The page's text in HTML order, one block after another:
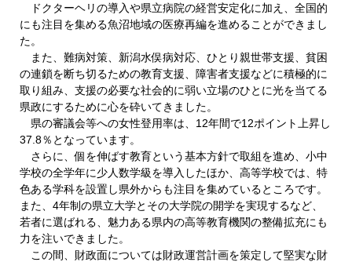
ドクターヘリの導入や県立病院の経営安定化に加え、全国的
にも注目を集める魚沼地域の医療再編を進めることができまし
た。
また、難病対策、新潟水俣病対応、ひとり親世帯支援、貧困
の連鎖を断ち切るための教育支援、障害者支援などに積極的に
取り組み、支援の必要な社会的に弱い立場のひとに光を当てる
県政にするために心を砕いてきました。
県の審議会等への女性登用率は、12年間で12ポイント上昇し
37.8％となっています。
さらに、個を伸ばす教育という基本方針で取組を進め、小中
学校の全学年に少人数学級を導入したほか、高等学校では、特
色ある学科を設置し県外からも注目を集めているところです。
また、4年制の県立大学とその大学院の開学を実現するなど、
若者に選ばれる、魅力ある県内の高等教育機関の整備拡充にも
力を注いできました。
この間、財政面については財政運営計画を策定して堅実な財